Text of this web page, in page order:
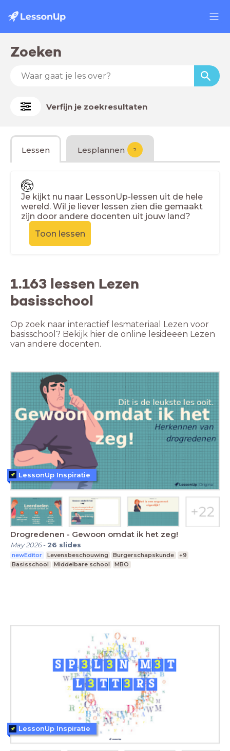
Zoeken
Verfijn je zoekresultaten
Lessen Lesplannen ?
Je kijkt nu naar LessonUp-lessen uit de hele
wereld. Wil je liever lessen zien die gemaakt
zijn door andere docenten uit jouw land?
Toon lessen
1.163 lessen Lezen
basisschool
Op zoek naar interactief lesmateriaal Lezen voor
basisschool? Bekijk hier de online lesideeën Lezen
van andere docenten.
Drogredenen - Gewoon omdat ik het zeg!
May 2026- 26 slides
newEditor Levensbeschouwing Burgerschapskunde
+9
Basisschool
Middelbare school MBO
LessonUp Inspiratie
LessonUp Inspiratie